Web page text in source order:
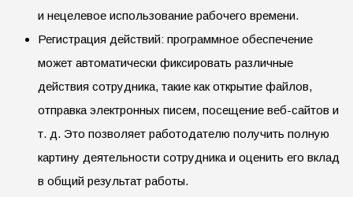
и нецелевое использование рабочего времени.
Регистрация действий: программное обеспечение
может автоматически фиксировать различные
действия сотрудника, такие как открытие файлов,
отправка электронных писем, посещение веб-сайтов и
т. д. Это позволяет работодателю получить полную
картину деятельности сотрудника и оценить его вклад
в общий результат работы.